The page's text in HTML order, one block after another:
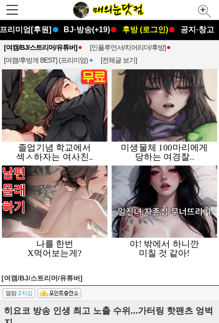
프리미엄[후원] BJ·방송(+19) 후방 (로그인) 공지·창고
[여캠/BJ/스트리머/유튜버]
[인플루언서/치어리더/후방]
[여캠/후방게 BEST] (프리미엄)
[전체글 보기]
[여캠/BJ/스트리머/유튜버]
열람:2차감
히요코 방송 인생 최고 노출 수위...가터링 핫팬츠 엉벅